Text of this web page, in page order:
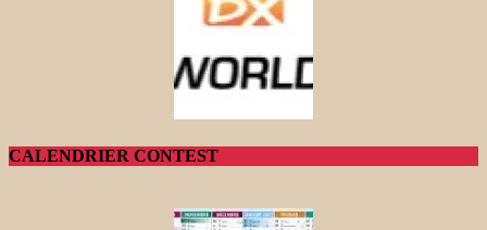
CALENDRIER CONTEST